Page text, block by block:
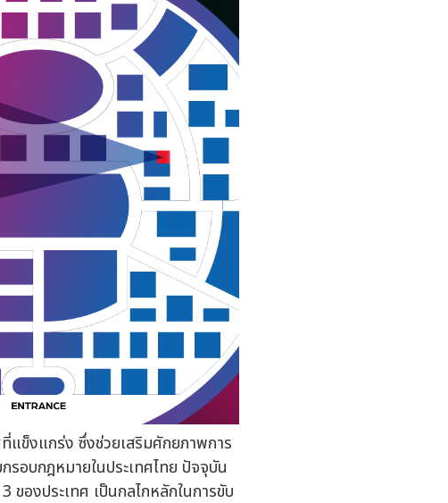
แข็งแกร่ง ซึ่งช่วยเสริมศักยภาพการ
รอบกฎหมายในประเทศไทย ปัจจุบัน
องประเทศ เป็นกลไกหลักในการขับ